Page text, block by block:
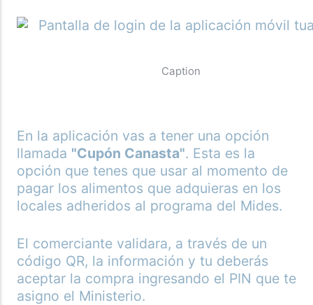
Caption
En la aplicación vas a tener una opción
llamada "Cupón Canasta". Esta es la
opción que tenes que usar al momento de
pagar los alimentos que adquieras en los
locales adheridos al programa del Mides.
El comerciante validara, a través de un
código QR, la información y tu deberás
aceptar la compra ingresando el PIN que te
asigno el Ministerio.